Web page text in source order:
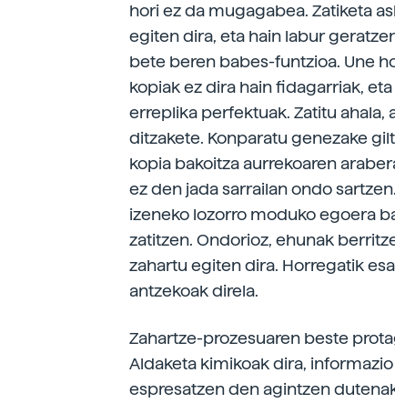
hori ez da mugagabea. Zatiketa
egiten dira, eta hain labur
bete beren babes-funtzioa. Une
kopiak ez dira hain fidagarriak,
erreplika perfektuak. Zatitu
ditzakete. Konparatu genezake
kopia bakoitza aurrekoaren
ez den jada sarrailan ondo
izeneko lozorro moduko egoera
zatitzen. Ondorioz, ehunak
zahartu egiten dira. Horregatik
antzekoak direla.
Zahartze-prozesuaren beste
Aldaketa kimikoak dira,
espresatzen den agintzen